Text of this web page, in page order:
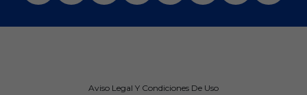
Aviso Legal Y Condiciones De Uso